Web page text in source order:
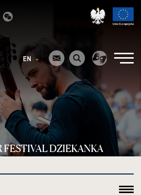
EN
FESTIVAL DZIEKANKA